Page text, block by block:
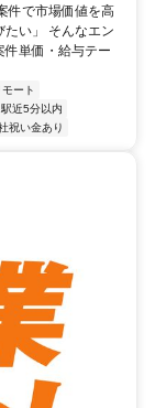
件で市場価値を高
い」 そんなエン
件単価・給与テー
ート
駅近5分以内
祝い金あり